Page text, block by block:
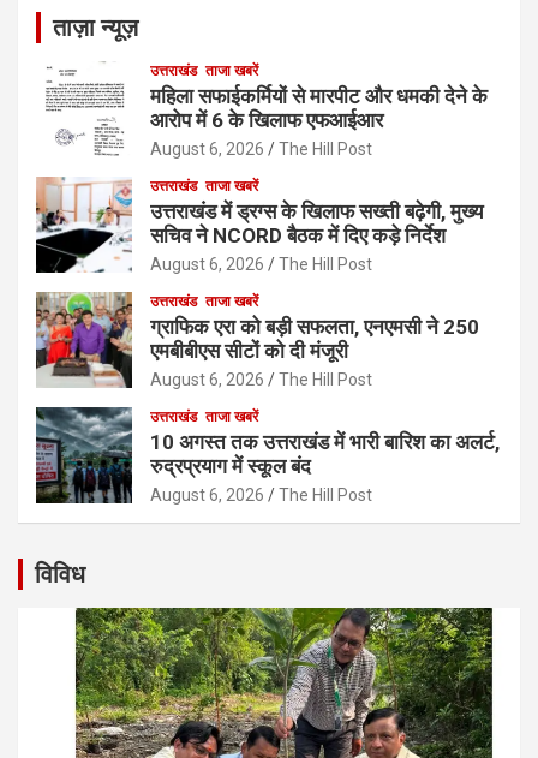
ताज़ा न्यूज़
उत्तराखंड ताजा खबरें
महिला सफाईकर्मियों से मारपीट और धमकी देने के
आरोप में 6 के खिलाफ एफआईआर
August 6, 2026 The Hill Post
उत्तराखंड ताजा खबरें
उत्तराखंड में ड्रग्स के खिलाफ सख्ती बढ़ेगी, मुख्य
सचिव ने NCORD बैठक में दिए कड़े निर्देश
August 6, 2026 The Hill Post
उत्तराखंड ताजा खबरें
ग्राफिक एरा को बड़ी सफलता, एनएमसी ने 250
एमबीबीएस सीटों को दी मंजूरी
August 6, 2026 The Hill Post
उत्तराखंड ताजा खबरें
10 अगस्त तक उत्तराखंड में भारी बारिश का अलर्ट,
रुद्रप्रयाग में स्कूल बंद
August 6, 2026 The Hill Post
विविध